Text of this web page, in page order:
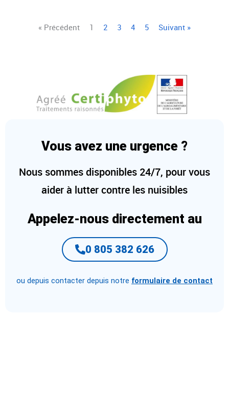
« Précédent 1 2 3 4 5 Suivant »
Vous avez une urgence ?
Nous sommes disponibles 24/7, pour vous
aider à lutter contre les nuisibles
Appelez-nous directement au
0 805 382 626
ou depuis contacter depuis notre formulaire de contact